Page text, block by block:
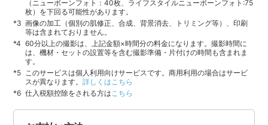
（ニューボーンフォト：40枚、ライフスタイルニューボーンフォト:75
枚）を下回る可能性があります。
画像の加工（個別の肌修正、合成、背景消去、トリミング等）、印刷
等は含まれておりません。
60分以上の撮影は、上記金額×時間分の料金になります。撮影時間に
は、機材・セットの設置等を含む撮影準備・片付けの時間も含まれま
す。
このサービスは個人利用向けサービスです。商用利用の場合はサービ
スが異なります。詳しくはこちら
仕入税額控除をされる方は こちら